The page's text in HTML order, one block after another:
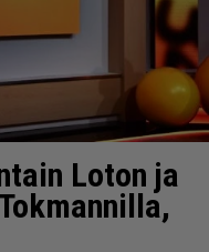
Loton ja